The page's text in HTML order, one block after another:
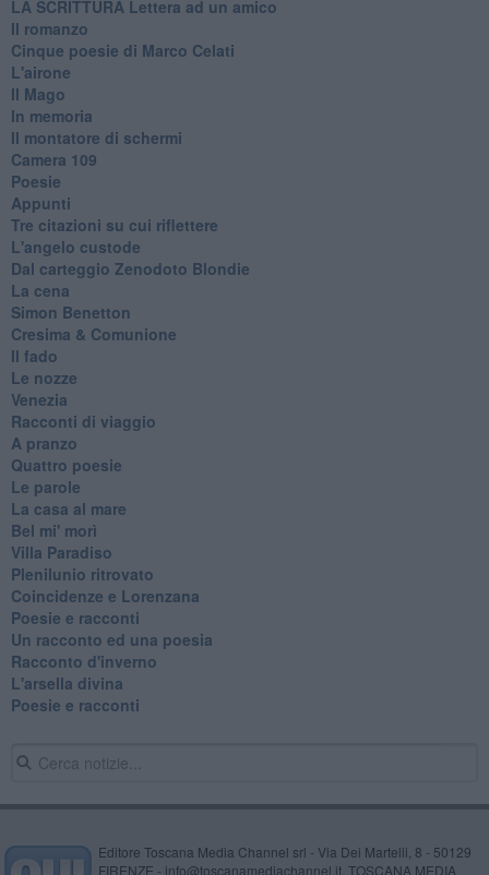
​LA SCRITTURA Lettera ad un amico
Il romanzo
Cinque poesie di Marco Celati
L'airone
Il Mago
In memoria
Il montatore di schermi
Camera 109
Poesie
Appunti
Tre citazioni su cui riflettere
L'angelo custode
Dal carteggio Zenodoto Blondie
La cena
Simon Benetton
Cresima & Comunione
Il fado
Le nozze
Venezia
Racconti di viaggio
A pranzo
Quattro poesie
Le parole
La casa al mare
Bel mi' morì
Villa Paradiso
Plenilunio ritrovato
Coincidenze e Lorenzana
Poesie e racconti
Un racconto ed una poesia
Racconto d'inverno
​L'arsella divina
Poesie e racconti
Editore Toscana Media Channel srl - Via Dei Martelli, 8 - 50129
FIRENZE - info@toscanamediachannel.it. TOSCANA MEDIA